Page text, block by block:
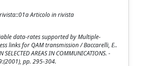
Articolo in rivista
data-rates supported by Multiple-
links for QAM transmission / Baccarelli, E..
SELECTED AREAS IN COMMUNICATIONS. -
pp. 295-304.